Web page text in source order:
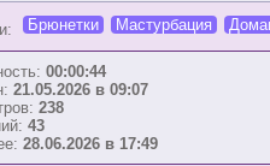
Брюнетки Мастурбация
00:00:44
21.05.2026 в 09:07
238
43
28.06.2026 в 17:49